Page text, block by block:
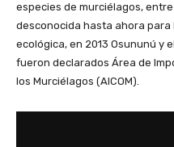
especies de murciélagos,
desconocida hasta ahora para
ecológica, en 2013 Osununú y
fueron declarados Área de
los Murciélagos (AICOM).